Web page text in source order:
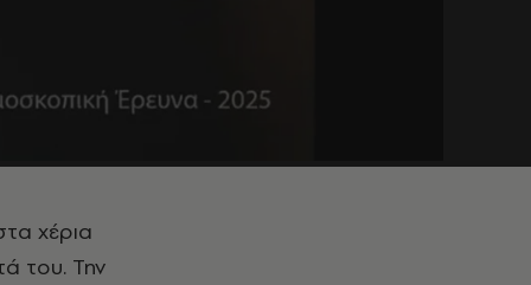
χέρια
του. Την